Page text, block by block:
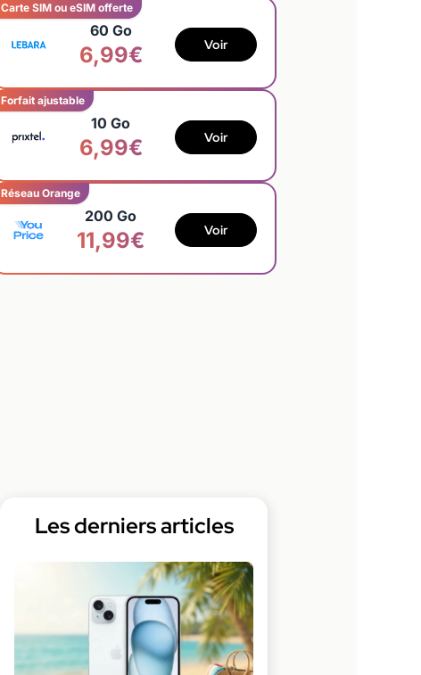
Carte SIM ou eSIM offerte
60 Go
6,99€ Voir
Forfait ajustable
10 Go
6,99€ Voir
Réseau Orange
200 Go
11,99€ Voir
Les derniers articles